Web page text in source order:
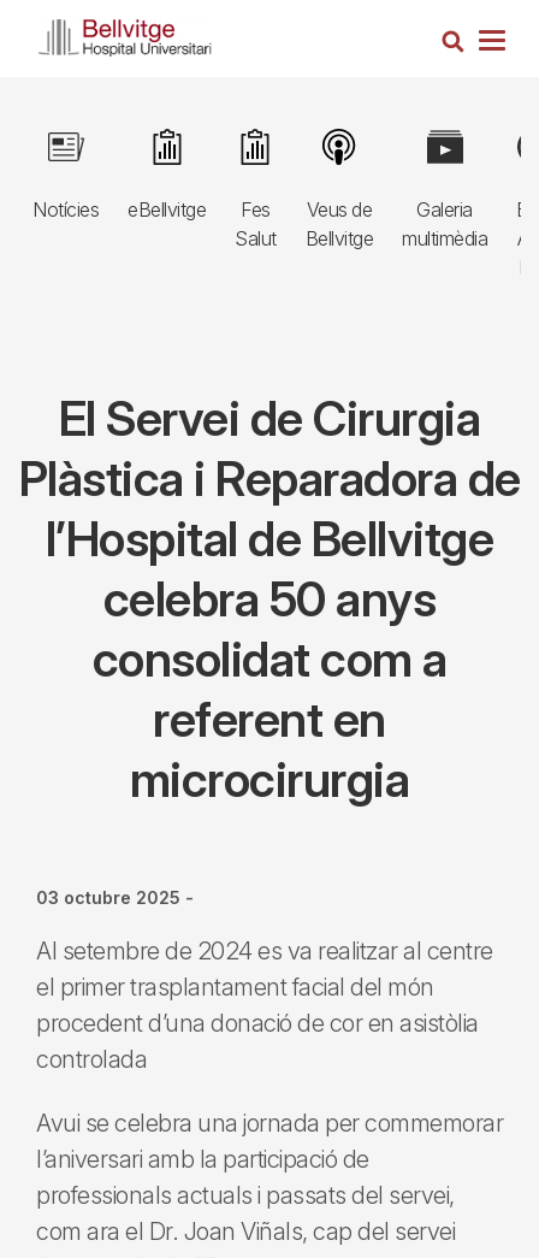
Cerca
Navegació
principal
3r
Notícies
Image
eBellvitge
Image
Fes
Salut
Image
Veus de
Bellvitge
Image
Galeria
multimèdia
Image
El Servei de Cirurgia
Plàstica i Reparadora de
l’Hospital de Bellvitge
celebra 50 anys
consolidat com a
referent en
microcirurgia
03 octubre 2025 -
Al setembre de 2024 es va realitzar al centre
el primer trasplantament facial del món
procedent d’una donació de cor en asistòlia
controlada
Avui se celebra una jornada per commemorar
l’aniversari amb la participació de
professionals actuals i passats del servei,
com ara el Dr. Joan Viñals, cap del servei